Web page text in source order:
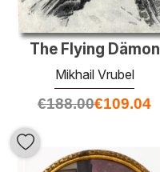
The Flying Dämon
Mikhail Vrubel
€188.00€109.04